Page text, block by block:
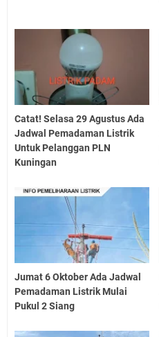
Catat! Selasa 29 Agustus Ada
Jadwal Pemadaman Listrik
Untuk Pelanggan PLN
Kuningan
Jumat 6 Oktober Ada Jadwal
Pemadaman Listrik Mulai
Pukul 2 Siang